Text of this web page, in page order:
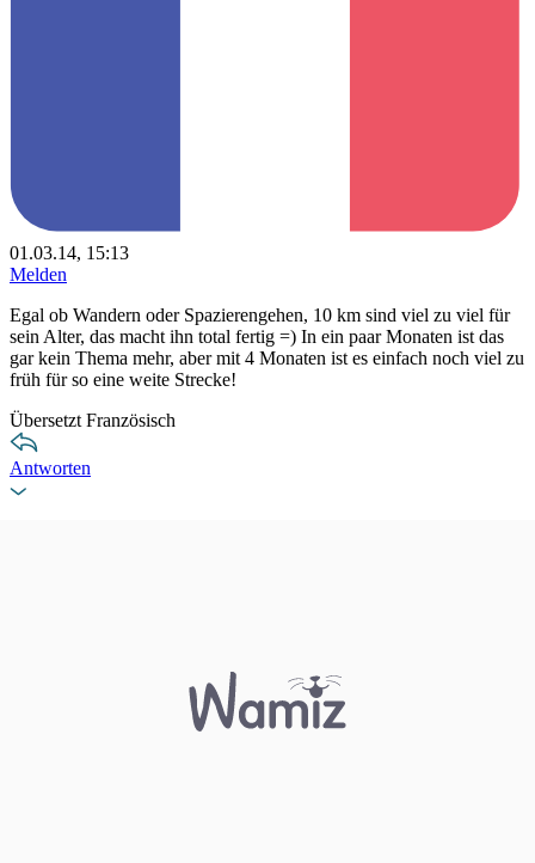
01.03.14, 15:13
Melden
Egal ob Wandern oder Spazierengehen, 10 km sind viel zu viel für
sein Alter, das macht ihn total fertig =) In ein paar Monaten ist das
gar kein Thema mehr, aber mit 4 Monaten ist es einfach noch viel zu
früh für so eine weite Strecke!
Übersetzt Französisch
Antworten